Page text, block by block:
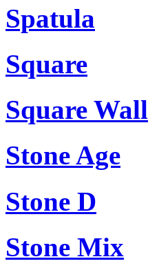
Spatula
Square
Square Wall
Stone Age
Stone D
Stone Mix